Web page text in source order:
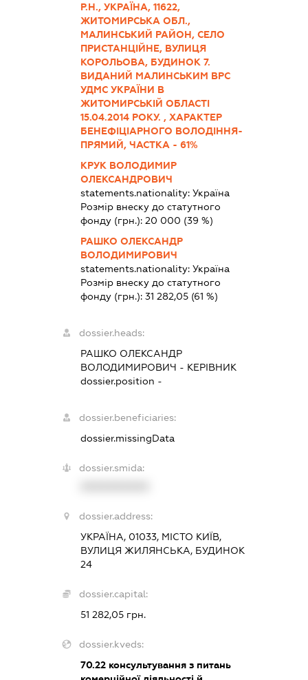
Р.Н., УКРАЇНА, 11622,
ЖИТОМИРСЬКА ОБЛ.,
МАЛИНСЬКИЙ РАЙОН, СЕЛО
ПРИСТАНЦІЙНЕ, ВУЛИЦЯ
КОРОЛЬОВА, БУДИНОК 7.
ВИДАНИЙ МАЛИНСЬКИМ ВРС
УДМС УКРАЇНИ В
ЖИТОМИРСЬКІЙ ОБЛАСТІ
15.04.2014 РОКУ. , ХАРАКТЕР
БЕНЕФІЦІАРНОГО ВОЛОДІННЯ-
ПРЯМИЙ, ЧАСТКА - 61%
КРУК ВОЛОДИМИР
ОЛЕКСАНДРОВИЧ
statements.nationality:Україна
Розмір внеску до статутного
фонду (грн.):20 000 (39 %)
РАШКО ОЛЕКСАНДР
ВОЛОДИМИРОВИЧ
statements.nationality:Україна
Розмір внеску до статутного
фонду (грн.):31 282,05 (61 %)
dossier.heads:
РАШКО ОЛЕКСАНДР
ВОЛОДИМИРОВИЧ - КЕРІВНИК
dossier.position -
dossier.beneficiaries:
dossier.missingData
dossier.smida:
dossier.address:
УКРАЇНА, 01033, МІСТО КИЇВ,
ВУЛИЦЯ ЖИЛЯНСЬКА, БУДИНОК
24
dossier.capital:
51 282,05 грн.
dossier.kveds:
70.22 консультування з питань